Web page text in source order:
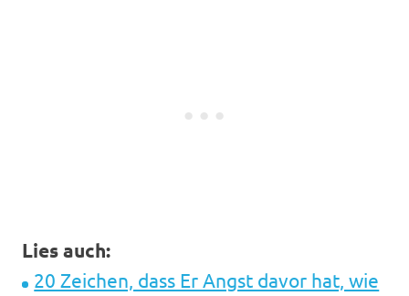
Lies auch:
20 Zeichen, dass Er Angst davor hat, wie